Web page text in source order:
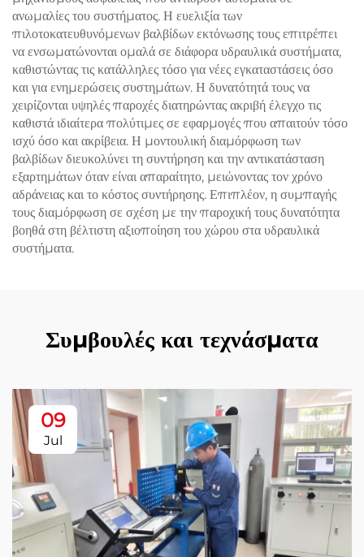
ανωμαλίες του συστήματος. Η ευελιξία των
πιλοτοκατευθυνόμενων βαλβίδων εκτόνωσης τους επιτρέπει
να ενσωματώνονται ομαλά σε διάφορα υδραυλικά συστήματα,
καθιστώντας τις κατάλληλες τόσο για νέες εγκαταστάσεις όσο
και για ενημερώσεις συστημάτων. Η δυνατότητά τους να
χειρίζονται υψηλές παροχές διατηρώντας ακριβή έλεγχο τις
καθιστά ιδιαίτερα πολύτιμες σε εφαρμογές που απαιτούν τόσο
ισχύ όσο και ακρίβεια. Η μοντουλική διαμόρφωση των
βαλβίδων διευκολύνει τη συντήρηση και την αντικατάσταση
εξαρτημάτων όταν είναι απαραίτητο, μειώνοντας τον χρόνο
αδράνειας και το κόστος συντήρησης. Επιπλέον, η συμπαγής
τους διαμόρφωση σε σχέση με την παροχική τους δυνατότητα
βοηθά στη βέλτιστη αξιοποίηση του χώρου στα υδραυλικά
συστήματα.
Συμβουλές και τεχνάσματα
09
Jul